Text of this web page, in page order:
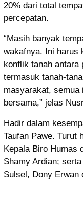
20% dari total
percepatan.
“Masih banyak
wakafnya. Ini harus
konflik tanah antara
termasuk tanah-
masyarakat,
bersama,” jelas
Hadir dalam
Taufan Pawe. Turut
Kepala Biro Humas
Shamy Ardian;
Sulsel, Dony Erwan